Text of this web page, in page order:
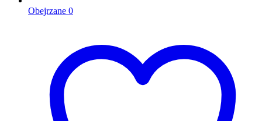
Obejrzane 0